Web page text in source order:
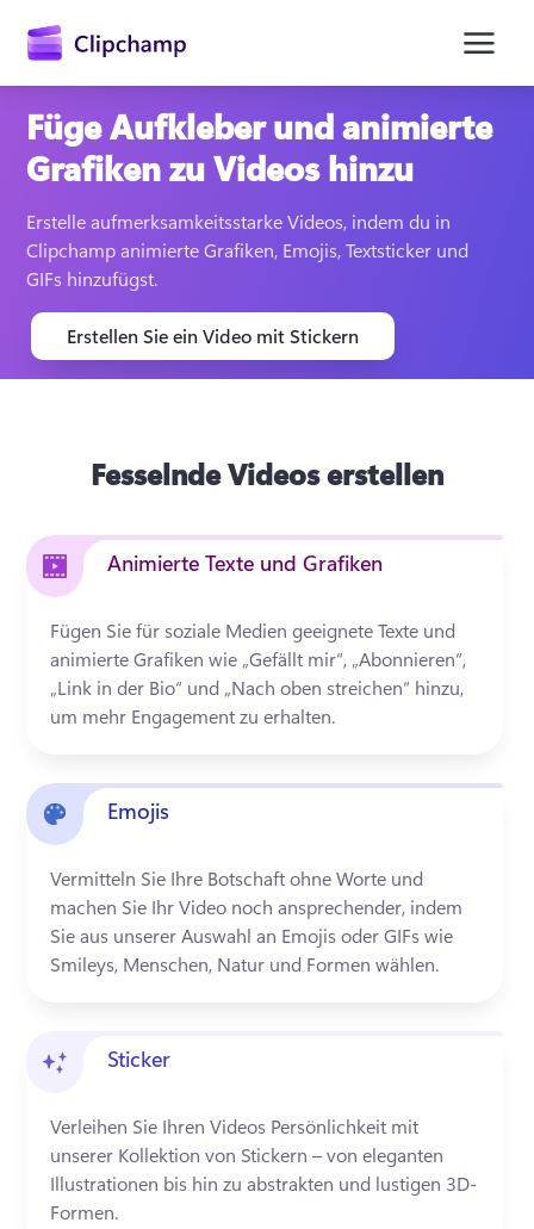
Anmelden
Füge Aufkleber und animierte
Grafiken zu Videos hinzu
Erstelle aufmerksamkeitsstarke Videos, indem du in
Clipchamp animierte Grafiken, Emojis, Textsticker und
GIFs hinzufügst.
Erstellen Sie ein Video mit Stickern
Fesselnde Videos erstellen
Animierte Texte und Grafiken
Fügen Sie für soziale Medien geeignete Texte und
animierte Grafiken wie „Gefällt mir“, „Abonnieren“,
„Link in der Bio“ und „Nach oben streichen“ hinzu,
um mehr Engagement zu erhalten.
Emojis
Vermitteln Sie Ihre Botschaft ohne Worte und
machen Sie Ihr Video noch ansprechender, indem
Sie aus unserer Auswahl an Emojis oder GIFs wie
Smileys, Menschen, Natur und Formen wählen.
Sticker
Verleihen Sie Ihren Videos Persönlichkeit mit
unserer Kollektion von Stickern – von eleganten
Illustrationen bis hin zu abstrakten und lustigen 3D-
Formen.